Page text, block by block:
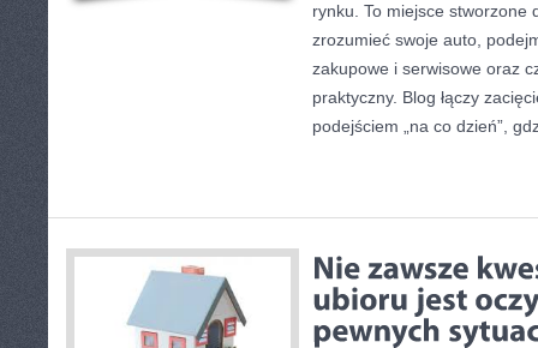
rynku. To miejsce stworzone
zrozumieć swoje auto,
zakupowe i serwisowe oraz
praktyczny. Blog łączy
podejściem „na co dzień”,